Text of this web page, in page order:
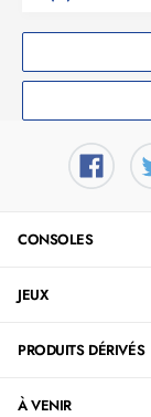
CONSOLES
JEUX
PRODUITS DÉRIVÉS
À VENIR